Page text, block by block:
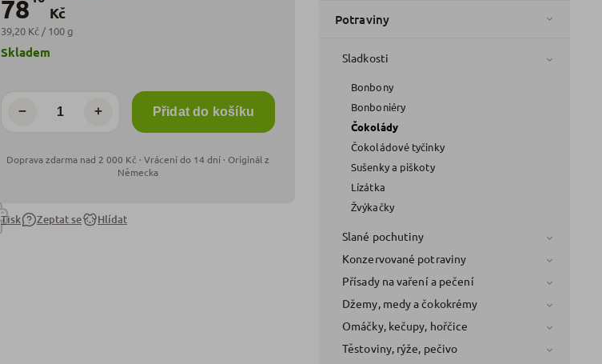
Potraviny
Sladkosti
Bonbony
Bonboniéry
Čokolády
Čokoládové tyčinky
Sušenky a piškoty
Lízátka
Žvýkačky
Slané pochutiny
Konzervované potraviny
Přísady na vaření a pečení
Džemy, medy a čokokrémy
Omáčky, kečupy, hořčice
Těstoviny, rýže, pečivo
78 Kč
39,20 Kč / 100 g
+
− Přidat do košíku
Skladem
Tisk Zeptat se Hlídat